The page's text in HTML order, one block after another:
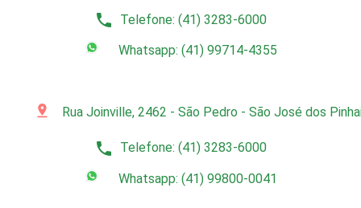
phone Telefone: (41) 3283-6000
Whatsapp: (41) 99714-4355
pin_drop Rua Joinville, 2462 - São Pedro - São José dos
phone Telefone: (41) 3283-6000
Whatsapp: (41) 99800-0041